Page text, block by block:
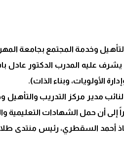
وخدمة المجتمع بجامعة المهرة،
يشرف عليه المدرب الدكتور عادل
الأولويات، وبناء الذات).
لنائب مدير مركز التدريب
إلى أن حمل الشهادات التعليمية
أحمد السقطري، رئيس منتدى